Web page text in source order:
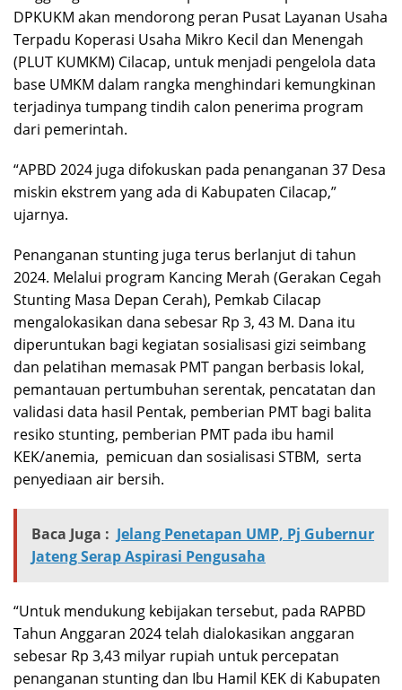
DPKUKM akan mendorong peran Pusat Layanan Usaha
Terpadu Koperasi Usaha Mikro Kecil dan Menengah
(PLUT KUMKM) Cilacap, untuk menjadi pengelola data
base UMKM dalam rangka menghindari kemungkinan
terjadinya tumpang tindih calon penerima program
dari pemerintah.
“APBD 2024 juga difokuskan pada penanganan 37 Desa
miskin ekstrem yang ada di Kabupaten Cilacap,”
ujarnya.
Penanganan stunting juga terus berlanjut di tahun
2024. Melalui program Kancing Merah (Gerakan Cegah
Stunting Masa Depan Cerah), Pemkab Cilacap
mengalokasikan dana sebesar Rp 3, 43 M. Dana itu
diperuntukan bagi kegiatan sosialisasi gizi seimbang
dan pelatihan memasak PMT pangan berbasis lokal,
pemantauan pertumbuhan serentak, pencatatan dan
validasi data hasil Pentak, pemberian PMT bagi balita
resiko stunting, pemberian PMT pada ibu hamil
KEK/anemia, pemicuan dan sosialisasi STBM, serta
penyediaan air bersih.
Baca Juga : Jelang Penetapan UMP, Pj Gubernur
Jateng Serap Aspirasi Pengusaha
“Untuk mendukung kebijakan tersebut, pada RAPBD
Tahun Anggaran 2024 telah dialokasikan anggaran
sebesar Rp 3,43 milyar rupiah untuk percepatan
penanganan stunting dan Ibu Hamil KEK di Kabupaten